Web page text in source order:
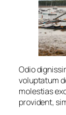
Odio
voluptatum
molestias
provident,